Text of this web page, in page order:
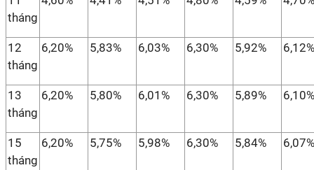
tháng
12
tháng
6,20% 5,83% 6,03% 6,30% 5,92% 6,12%
13
tháng
6,20% 5,80% 6,01% 6,30% 5,89% 6,10%
15
tháng
6,20% 5,75% 5,98% 6,30% 5,84% 6,07%